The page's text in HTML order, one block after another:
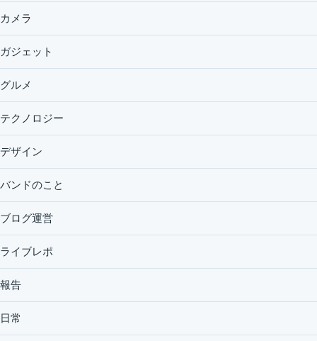
カメラ
ガジェット
グルメ
テクノロジー
デザイン
バンドのこと
ブログ運営
ライブレポ
報告
日常